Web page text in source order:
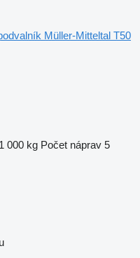
Müller-Mitteltal T50
000 kg Počet náprav 5